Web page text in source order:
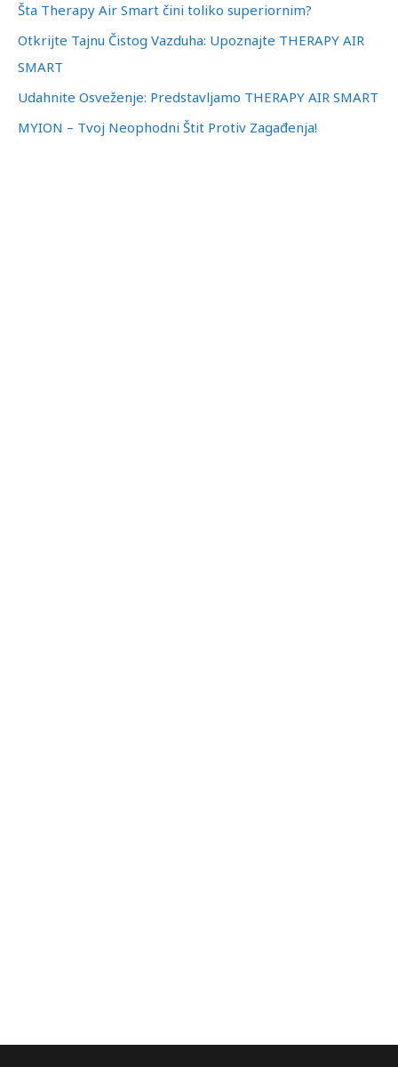
г
а
з
а
:
Šta Therapy Air Smart čini toliko superiornim?
Otkrijte Tajnu Čistog Vazduha: Upoznajte THERAPY AIR
SMART
Udahnite Osveženje: Predstavljamo THERAPY AIR SMART
MYION – Tvoj Neophodni Štit Protiv Zagađenja!